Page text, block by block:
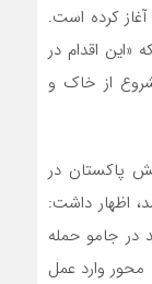
کرده است.
اقدام در
از خاک و
پاکستان در
اظهار داشت:
در جامو حمله
محور وارد عمل